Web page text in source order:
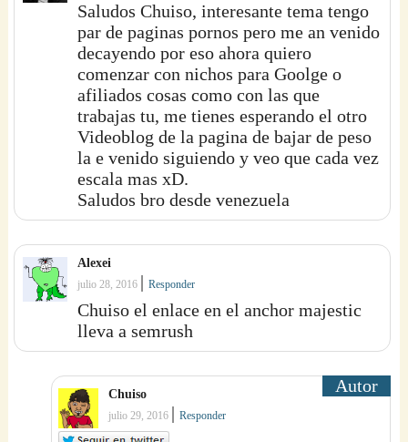
Saludos Chuiso, interesante tema tengo
par de paginas pornos pero me an venido
decayendo por eso ahora quiero
comenzar con nichos para Goolge o
afiliados cosas como con las que
trabajas tu, me tienes esperando el otro
Videoblog de la pagina de bajar de peso
la e venido siguiendo y veo que cada vez
escala mas xD.
Saludos bro desde venezuela
Alexei
julio 28, 2016 |Responder
Chuiso el enlace en el anchor majestic
lleva a semrush
Chuiso
julio 29, 2016 |Responder